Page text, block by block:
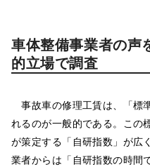
車体整備事業者の声
的立場で調査
事故車の修理工賃は、「標
れるのが一般的である。この
が策定する「自研指数」が広
業者からは「自研指数の時間